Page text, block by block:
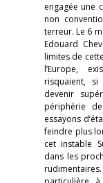
engagée une
non
terreur. Le 6
Edouard
limites de
l’Europe,
risquaient, si
devenir
périphérie
essayons
feindre plus
cet instable
dans les